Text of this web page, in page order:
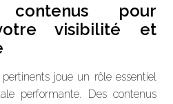
pour
visibilité et
joue un rôle essentiel
performante. Des contenus